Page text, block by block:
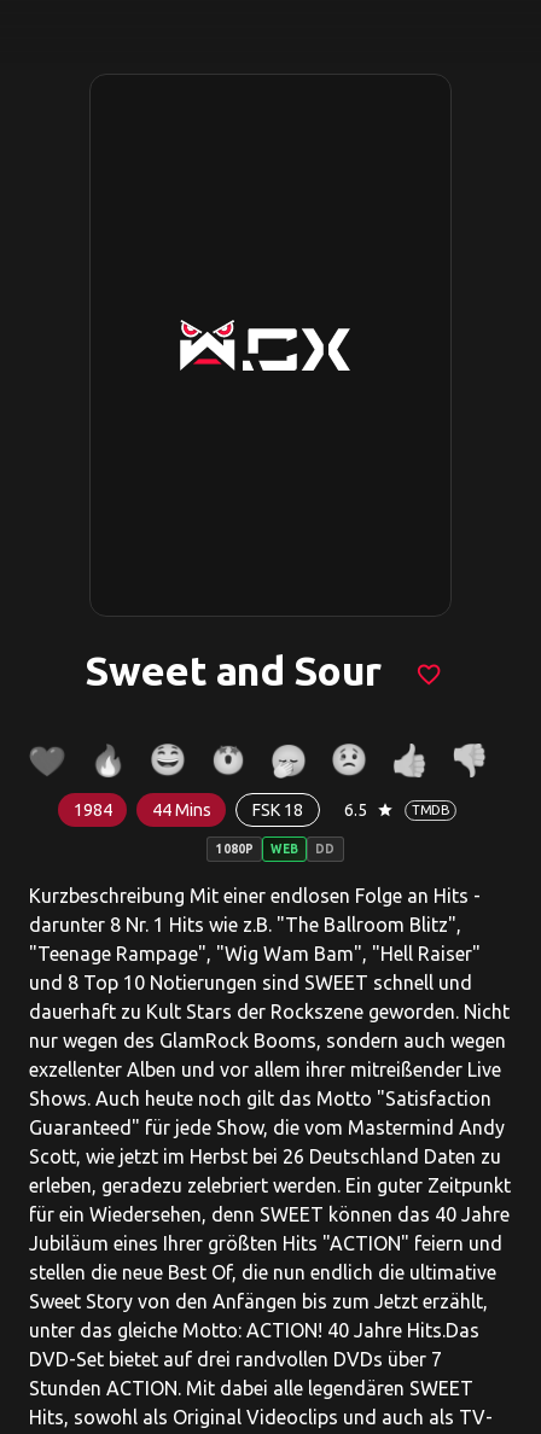
Sweet and Sour favorite_border
1984 44 Mins FSK 18 6.5 star TMDB
1080P WEB DD
Kurzbeschreibung Mit einer endlosen Folge an Hits -
darunter 8 Nr. 1 Hits wie z.B. "The Ballroom Blitz",
"Teenage Rampage", "Wig Wam Bam", "Hell Raiser"
und 8 Top 10 Notierungen sind SWEET schnell und
dauerhaft zu Kult Stars der Rockszene geworden. Nicht
nur wegen des GlamRock Booms, sondern auch wegen
exzellenter Alben und vor allem ihrer mitreißender Live
Shows. Auch heute noch gilt das Motto "Satisfaction
Guaranteed" für jede Show, die vom Mastermind Andy
Scott, wie jetzt im Herbst bei 26 Deutschland Daten zu
erleben, geradezu zelebriert werden. Ein guter Zeitpunkt
für ein Wiedersehen, denn SWEET können das 40 Jahre
Jubiläum eines Ihrer größten Hits "ACTION" feiern und
stellen die neue Best Of, die nun endlich die ultimative
Sweet Story von den Anfängen bis zum Jetzt erzählt,
unter das gleiche Motto: ACTION! 40 Jahre Hits.Das
DVD-Set bietet auf drei randvollen DVDs über 7
Stunden ACTION. Mit dabei alle legendären SWEET
Hits, sowohl als Original Videoclips und auch als TV-